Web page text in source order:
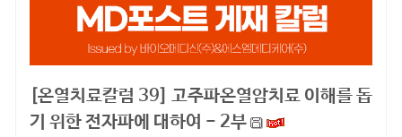
[온열치료칼럼 39] 고주파온열암치료 이해를 돕
기 위한 전자파에 대하여 - 2부